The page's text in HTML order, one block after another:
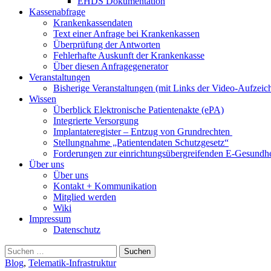
Kassenabfrage
Krankenkassendaten
Text einer Anfrage bei Krankenkassen
Überprüfung der Antworten
Fehlerhafte Auskunft der Krankenkasse
Über diesen Anfragegenerator
Veranstaltungen
Bisherige Veranstaltungen (mit Links der Video-
Wissen
Überblick Elektronische Patientenakte (ePA)
Integrierte Versorgung
Implantateregister – Entzug von Grundrechten
Stellungnahme „Patientendaten Schutzgesetz“
Forderungen zur einrichtungsübergreifenden E-
Über uns
Über uns
Kontakt + Kommunikation
Mitglied werden
Wiki
Impressum
Datenschutz
Suchen
nach:
Blog, Telematik-Infrastruktur